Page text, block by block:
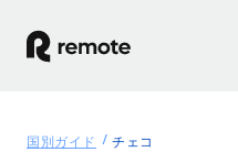
国別ガイド チェコ